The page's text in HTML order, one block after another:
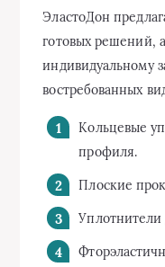
ЭластоДон
готовых решений,
индивидуальному
востребованных
Кольцевые
профиля.
Плоские
Уплотнители